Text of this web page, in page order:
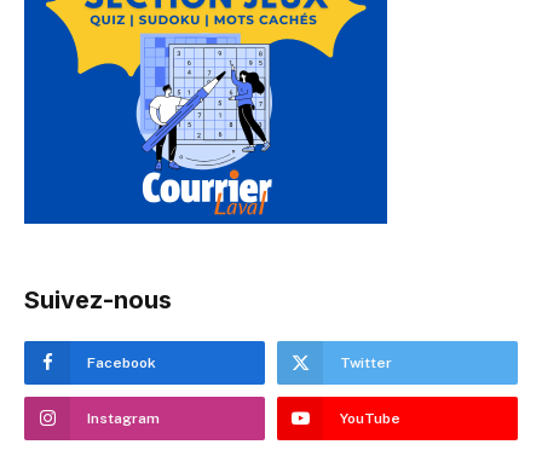
Suivez-nous
Facebook Twitter
Instagram YouTube